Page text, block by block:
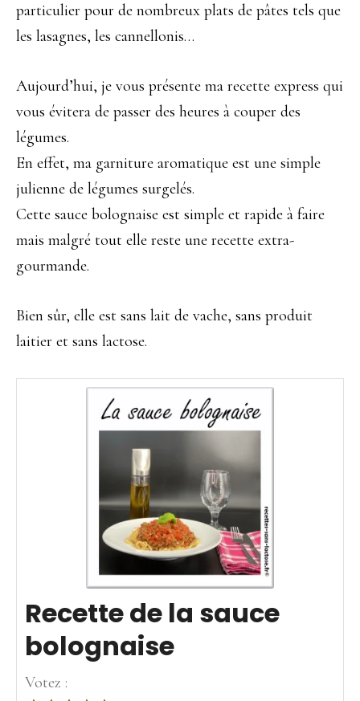
particulier pour de nombreux plats de pâtes tels que
les lasagnes, les cannellonis…
Aujourd’hui, je vous présente ma recette express qui
vous évitera de passer des heures à couper des
légumes.
En effet, ma garniture aromatique est une simple
julienne de légumes surgelés.
Cette sauce bolognaise est simple et rapide à faire
mais malgré tout elle reste une recette extra-
gourmande.
Bien sûr, elle est sans lait de vache, sans produit
laitier et sans lactose.
Recette de la sauce
bolognaise
Votez :